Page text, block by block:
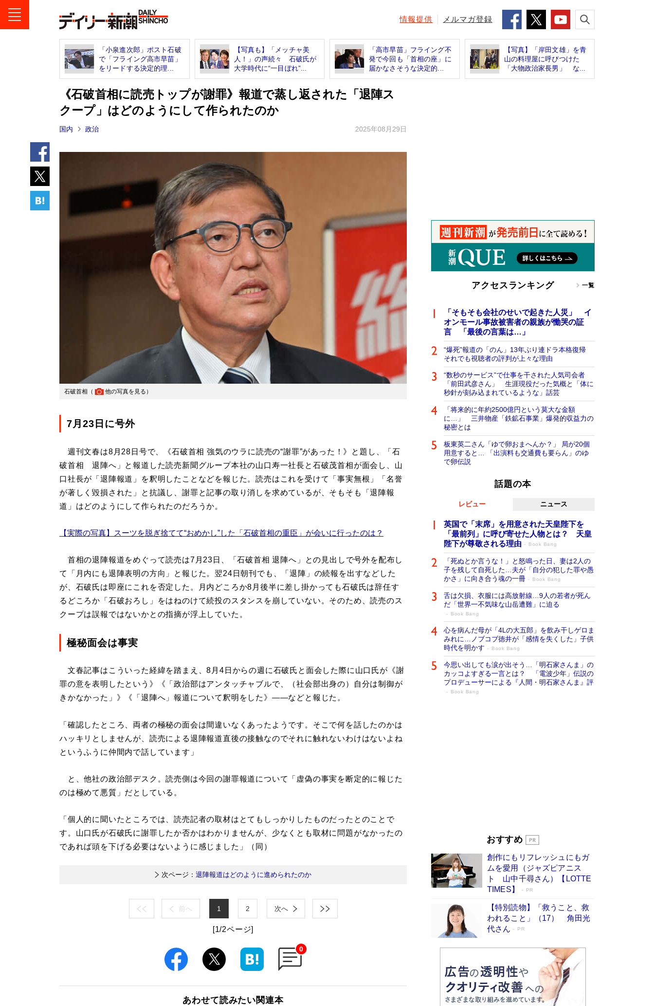
情報提供 メルマガ登録
「小泉進次郎」ポスト石破
で「フライング高市早苗」
をリードする決定的理...
【写真も】「メッチャ美
人！」の声続々 石破氏が
大学時代に“一目ぼれ”...
「高市早苗」フライング不
発で今回も「首相の座」に
届かなさそうな決定的...
【写真】「岸田文雄」を青
山の料理屋に呼びつけた
「大物政治家長男」 な...
《石破首相に読売トップが謝罪》報道で蒸し返された「退陣ス
クープ」はどのようにして作られたのか
国内 政治 2025年08月29日
石破首相（ 他の写真を見る ）
7月23日に号外
週刊文春は8月28日号で、《石破首相 強気のウラに読売の“謝罪”があった！》と題し、「石
破首相 退陣へ」と報道した読売新聞グループ本社の山口寿一社長と石破茂首相が面会し、山
口社長が「退陣報道」を釈明したことなどを報じた。読売はこれを受けて「事実無根」「名誉
が著しく毀損された」と抗議し、謝罪と記事の取り消しを求めているが、そもそも「退陣報
道」はどのようにして作られたのだろうか。
【実際の写真】スーツを脱ぎ捨てて“おめかし”した「石破首相の重臣」が会いに行ったのは？
首相の退陣報道をめぐって読売は7月23日、「石破首相 退陣へ」との見出しで号外を配布し
て「月内にも退陣表明の方向」と報じた。翌24日朝刊でも、「退陣」の続報を出すなどした
が、石破氏は即座にこれを否定した。月内どころか8月後半に差し掛かっても石破氏は辞任す
るどころか「石破おろし」をはねのけて続投のスタンスを崩していない。そのため、読売のス
クープは誤報ではないかとの指摘が浮上していた。
極秘面会は事実
文春記事はこういった経緯を踏まえ、8月4日からの週に石破氏と面会した際に山口氏が《謝
罪の意を表明したという》《「政治部はアンタッチャブルで、（社会部出身の）自分は制御が
きかなかった」》《「退陣へ」報道について釈明をした》――などと報じた。
「確認したところ、両者の極秘の面会は間違いなくあったようです。そこで何を話したのかは
ハッキリとしませんが、読売による退陣報道直後の接触なのでそれに触れないわけはないよね
というふうに仲間内で話しています」
と、他社の政治部デスク。読売側は今回の謝罪報道について「虚偽の事実を断定的に報じた
のは極めて悪質」だとしている。
「個人的に聞いたところでは、読売記者の取材はとてもしっかりしたものだったとのことで
す。山口氏が石破氏に謝罪したか否かはわかりませんが、少なくとも取材に問題がなかったの
であれば頭を下げる必要はないように感じました」（同）
次ページ： 退陣報道はどのように進められたのか
前へ 1 2 次へ
[1/2ページ]
0
あわせて読みたい関連本
アクセスランキング 一覧
「そもそも会社のせいで起きた人災」 イ
オンモール事故被害者の親族が慟哭の証
言 「最後の言葉は…」
“爆死”報道の「のん」13年ぶり連ドラ本格復帰
それでも視聴者の評判が上々な理由
“数秒のサービス”で仕事を干された人気司会者
「前田武彦さん」 生涯現役だった気概と「体に
秒針が刻み込まれているような」話芸
「将来的に年約2500億円という莫大な金額
に…」 三井物産「鉄鉱石事業」爆発的収益力の
秘密とは
板東英二さん「ゆで卵おまへんか？」 局が20個
用意すると… 「出演料も交通費も要らん」のゆ
で卵伝説
話題の本
レビュー ニュース
英国で「末席」を用意された天皇陛下を
「最前列」に呼び寄せた人物とは？ 天皇
陛下が尊敬される理由
Book Bang
「死ぬとか言うな！」と怒鳴った日、妻は2人の
子を残して自死した…夫が「自分の犯した罪や愚
かさ」に向き合う魂の一冊
Book Bang
舌は欠損、衣服には高放射線…9人の若者が死ん
だ「世界一不気味な山岳遭難」に迫る
Book Bang
心を病んだ母が「4Lの大五郎」を飲み干しゲロま
みれに…ノブコブ徳井が「感情を失くした」子供
時代を明かす
Book Bang
今思い出しても涙が出そう…「明石家さんま」の
カッコよすぎる一言とは？ 「電波少年」伝説の
プロデューサーによる『人間・明石家さんま』評
Book Bang
らも文庫化 映画化された直木賞受賞作もランク
皇室はなぜ世界から尊敬されているのか？ 「天
皇陛下はお元気でおられるか」がサウジ国王の第
一声になる理由
Book Bang
おすすめ
創作にもリフレッシュにもガ
ムを愛用（ジャズピアニス
ト 山中千尋さん）【LOTTE
TIMES】
PR
【特別読物】「救うこと、救
われること」（17） 角田光
代さん
PR